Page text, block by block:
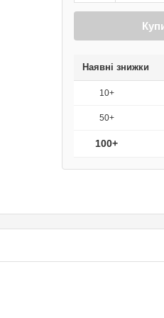
Наявні знижки
10+
50+
100+